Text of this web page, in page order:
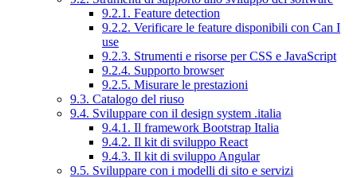
9.2.1. Feature detection
9.2.2. Verificare le feature disponibili con Can I
use
9.2.3. Strumenti e risorse per CSS e JavaScript
9.2.4. Supporto browser
9.2.5. Misurare le prestazioni
9.3. Catalogo del riuso
9.4. Sviluppare con il design system .italia
9.4.1. Il framework Bootstrap Italia
9.4.2. Il kit di sviluppo React
9.4.3. Il kit di sviluppo Angular
9.5. Sviluppare con i modelli di sito e servizi